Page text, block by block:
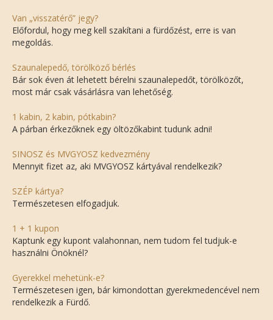
Van „visszatérő” jegy?
Előfordul, hogy meg kell szakítani a fürdőzést, erre is van
megoldás.
Szaunalepedő, törölköző bérlés
Bár sok éven át lehetett bérelni szaunalepedőt, törölközőt,
most már csak vásárlásra van lehetőség.
1 kabin, 2 kabin, pótkabin?
A párban érkezőknek egy öltözőkabint tudunk adni!
SINOSZ és MVGYOSZ kedvezmény
Mennyit fizet az, aki MVGYOSZ kártyával rendelkezik?
SZÉP kártya?
Természetesen elfogadjuk.
1 + 1 kupon
Kaptunk egy kupont valahonnan, nem tudom fel tudjuk-e
használni Önöknél?
Gyerekkel mehetünk-e?
Természetesen igen, bár kimondottan gyerekmedencével nem
rendelkezik a Fürdő.